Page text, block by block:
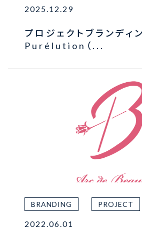
2025.12.29
プロジェクトブランディ
Purélution（...
BRANDING PROJECT
2022.06.01